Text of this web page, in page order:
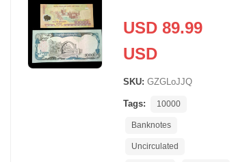
USD 89.99
USD
SKU: GZGLoJJQ
Tags: 10000
Banknotes
Uncirculated